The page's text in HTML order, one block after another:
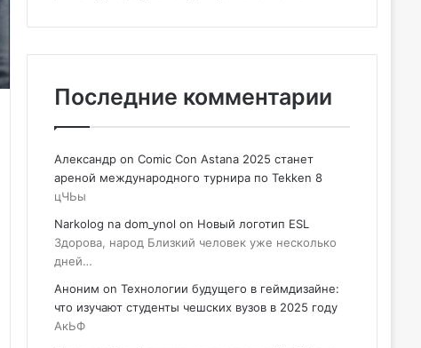
Последние комментарии
Александр on Comic Con Astana 2025 станет
ареной международного турнира по Tekken 8
цЧЬы
Narkolog na dom_ynol on Новый логотип ESL
Здорова, народ Близкий человек уже несколько
дней…
Аноним on Технологии будущего в геймдизайне:
что изучают студенты чешских вузов в 2025 году
АкЬФ